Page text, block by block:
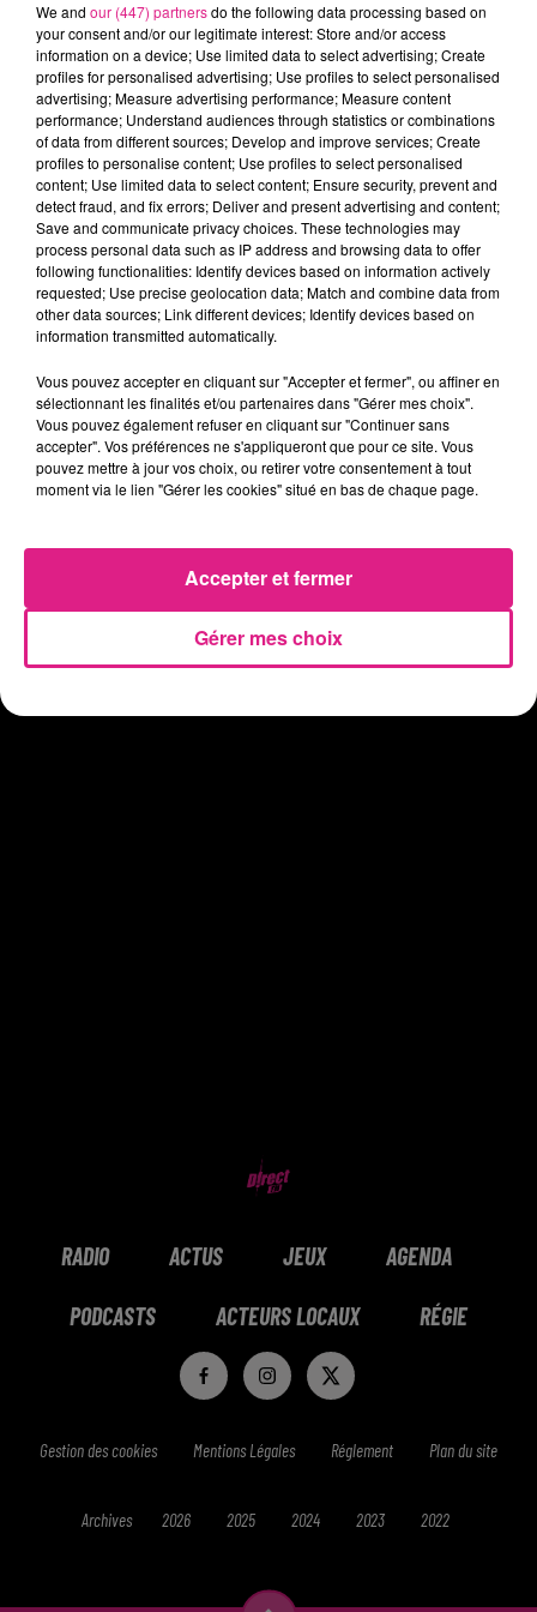
coordonn�es �jeu@radiodirect.net. Un tirage au
sort sera effectu� lundi 20 mars, dans la matin�e.
FIL ACTUS
6 août 2026
Metz : une distribution de lunette gratuite pour voir l’éclipse
5 août 2026
Casting de Woof : l'Euro-Métropole de Metz part à la recherche de...
4 août 2026
Officiel : Gauthier Hein quitte le FC Metz pour l'OGC Nice
4 août 2026
Officiel : le lac de Madine reporte son feu d’artifice
4 août 2026
Eclipse Solaire du 12 août : où voir ce phénomène en Lorraine ?
31 juillet 2026
Chalets de Noël solidaires : la ville de Metz lance un appel à...
31 juillet 2026
31 juillet 2026
Insolite : cette émission de télévision recherche des candidats...
RADIO ACTUS JEUX AGENDA
PODCASTS ACTEURS LOCAUX RÉGIE
Gestion des cookies Mentions Légales Réglement Plan du site
Archives 2026 2025 2024 2023 2022
We and our (447) partnersdo the following data processing based on
your consent and/or our legitimate interest: Store and/or access
information on a device; Use limited data to select advertising; Create
profiles for personalised advertising; Use profiles to select personalised
advertising; Measure advertising performance; Measure content
performance; Understand audiences through statistics or combinations
of data from different sources; Develop and improve services; Create
profiles to personalise content; Use profiles to select personalised
content; Use limited data to select content; Ensure security, prevent and
detect fraud, and fix errors; Deliver and present advertising and content;
Save and communicate privacy choices. These technologies may
process personal data such as IP address and browsing data to offer
following functionalities: Identify devices based on information actively
requested; Use precise geolocation data; Match and combine data from
other data sources; Link different devices; Identify devices based on
information transmitted automatically.
Vous pouvez accepter en cliquant sur "Accepter et fermer", ou affiner en
sélectionnant les finalités et/ou partenaires dans "Gérer mes choix".
Vous pouvez également refuser en cliquant sur "Continuer sans
accepter". Vos préférences ne s'appliqueront que pour ce site. Vous
pouvez mettre à jour vos choix, ou retirer votre consentement à tout
moment via le lien "Gérer les cookies" situé en bas de chaque page.
Gérer mes choix
Accepter et fermer